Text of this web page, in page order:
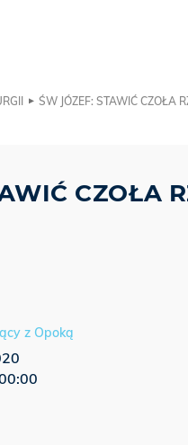
ŚW JÓZEF: STAWIĆ CZOŁA
CZOŁA
z Opoką